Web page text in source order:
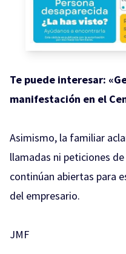
Te puede interesar:
manifestación en el
Asimismo, la familiar
llamadas ni peticiones
continúan abiertas para
del empresario.
JMF